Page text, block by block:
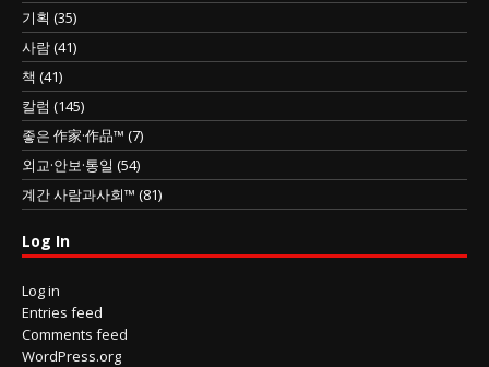
기획 (35)
사람(41)
책 (41)
칼럼 (145)
좋은 作家·作品™ (7)
외교·안보·통일 (54)
계간 사람과사회™ (81)
Log In
Log in
Entries feed
Comments feed
WordPress.org